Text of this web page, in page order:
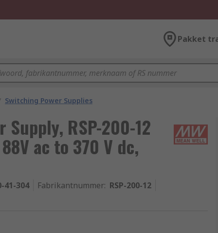
Pakket
Switching Power Supplies
Supply, RSP-200-12
ac to 370 V dc,
41-304 Fabrikantnummer: RSP-200-12